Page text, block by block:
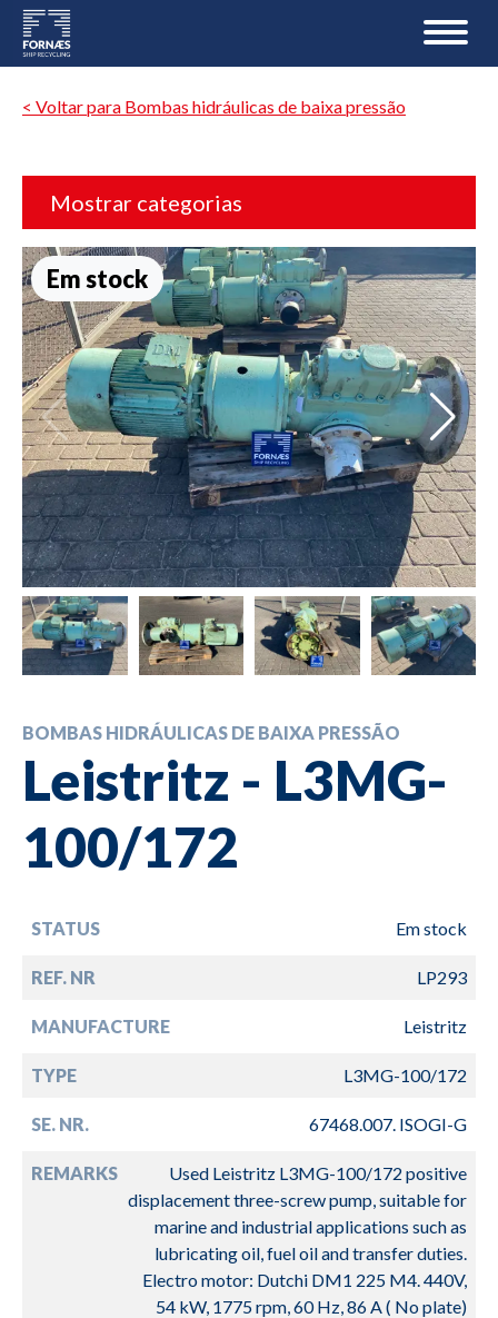
< Voltar para Bombas hidráulicas de baixa pressão
Mostrar categorias
Em stock
BOMBAS HIDRÁULICAS DE BAIXA PRESSÃO
Leistritz - L3MG-
100/172
STATUS Em stock
REF. NR LP293
MANUFACTURE Leistritz
TYPE L3MG-100/172
SE. NR. 67468.007. ISOGI-G
REMARKS
Used Leistritz L3MG-100/172 positive
displacement three-screw pump, suitable for
marine and industrial applications such as
lubricating oil, fuel oil and transfer duties.
Electro motor: Dutchi DM1 225 M4. 440V,
54 kW, 1775 rpm, 60 Hz, 86 A ( No plate)